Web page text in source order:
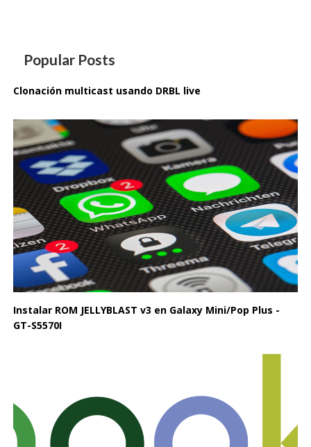
Popular Posts
Clonación multicast usando DRBL live
Instalar ROM JELLYBLAST v3 en Galaxy Mini/Pop Plus -
GT-S5570I